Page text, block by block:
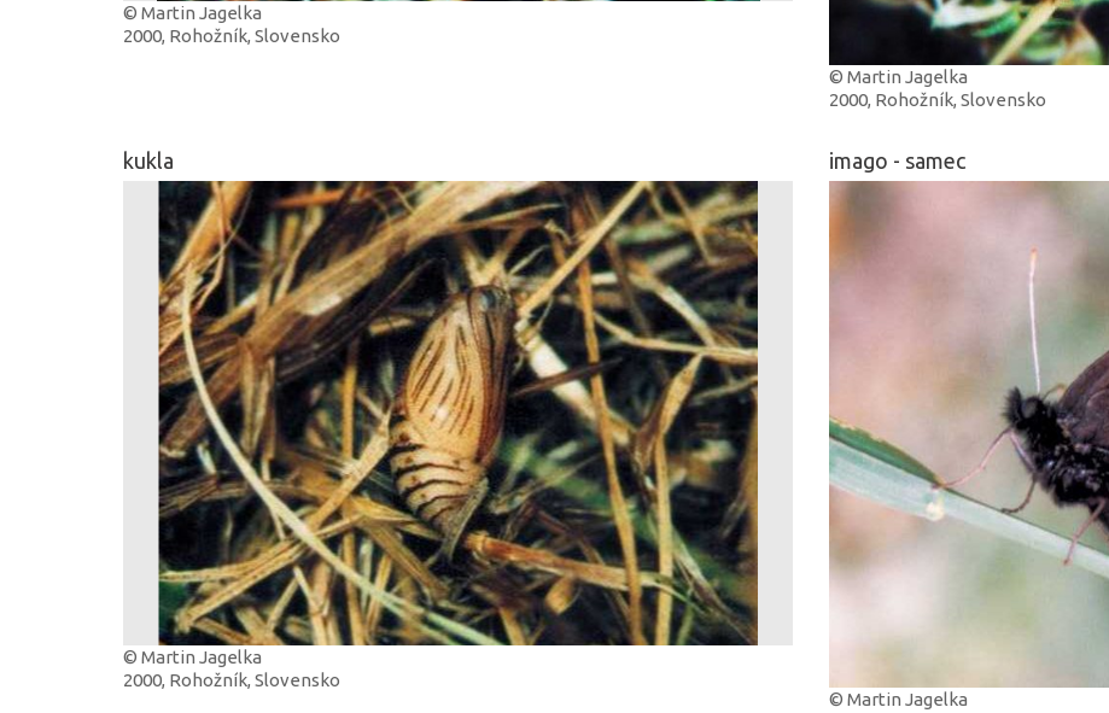
© Martin Jagelka
2000, Rohožník, Slovensko
© Martin Jagelka
2000, Rohožník, Slovensko
kukla
© Martin Jagelka
2000, Rohožník, Slovensko
imago - samec
© Martin Jagelka